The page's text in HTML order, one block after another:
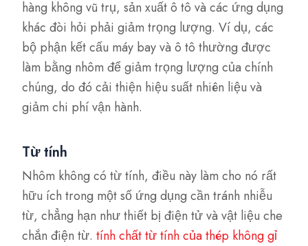
hàng không vũ trụ, sản xuất ô tô và các ứng dụng
khác đòi hỏi phải giảm trọng lượng. Ví dụ, các
bộ phận kết cấu máy bay và ô tô thường được
làm bằng nhôm để giảm trọng lượng của chính
chúng, do đó cải thiện hiệu suất nhiên liệu và
giảm chi phí vận hành.
Từ tính
Nhôm không có từ tính, điều này làm cho nó rất
hữu ích trong một số ứng dụng cần tránh nhiễu
từ, chẳng hạn như thiết bị điện tử và vật liệu che
chắn điện từ.tính chất từ tính của thép không gỉ